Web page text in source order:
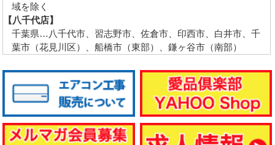
域を除く
【八千代店】
千葉県…八千代市、習志野市、佐倉市、印西市、白井市、千
葉市（花見川区）、船橋市（東部）、鎌ヶ谷市（南部）